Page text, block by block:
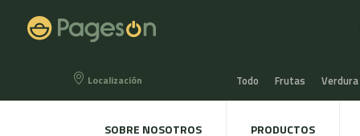
Localización Todo Frutas Verdura
Miel, Mermeladas y
SOBRE NOSOTROS PRODUCTOS